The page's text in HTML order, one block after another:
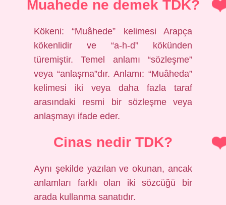
Muahede ne demek TDK?
Kökeni: “Muâhede” kelimesi Arapça
kökenlidir ve “a-h-d” kökünden
türemiştir. Temel anlamı “sözleşme”
veya “anlaşma”dır. Anlamı: “Muâheda”
kelimesi iki veya daha fazla taraf
arasındaki resmi bir sözleşme veya
anlaşmayı ifade eder.
Cinas nedir TDK?
Aynı şekilde yazılan ve okunan, ancak
anlamları farklı olan iki sözcüğü bir
arada kullanma sanatıdır.